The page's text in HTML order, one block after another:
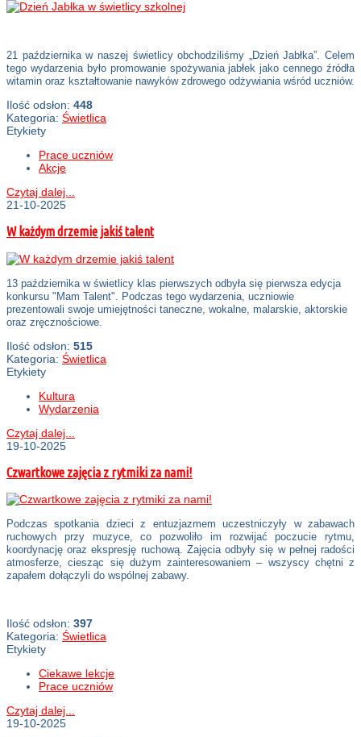
21 października w naszej świetlicy obchodziliśmy „Dzień Jabłka”. Celem
tego wydarzenia było promowanie spożywania jabłek jako cennego źródła
witamin oraz kształtowanie nawyków zdrowego odżywiania wśród uczniów.
Ilość odsłon: 448
Kategoria: Świetlica
Etykiety
Prace uczniów
Akcje
Czytaj dalej...
21-10-2025
W każdym drzemie jakiś talent
13 października w świetlicy klas pierwszych odbyła się pierwsza edycja
konkursu "Mam Talent". Podczas tego wydarzenia, uczniowie
prezentowali swoje umiejętności taneczne, wokalne, malarskie, aktorskie
oraz zręcznościowe.
Ilość odsłon: 515
Kategoria: Świetlica
Etykiety
Kultura
Wydarzenia
Czytaj dalej...
19-10-2025
Czwartkowe zajęcia z rytmiki za nami!
Podczas spotkania dzieci z entuzjazmem uczestniczyły w zabawach
ruchowych przy muzyce, co pozwoliło im rozwijać poczucie rytmu,
koordynację oraz ekspresję ruchową. Zajęcia odbyły się w pełnej radości
atmosferze, ciesząc się dużym zainteresowaniem – wszyscy chętni z
zapałem dołączyli do wspólnej zabawy.
Ilość odsłon: 397
Kategoria: Świetlica
Etykiety
Ciekawe lekcje
Prace uczniów
Czytaj dalej...
19-10-2025